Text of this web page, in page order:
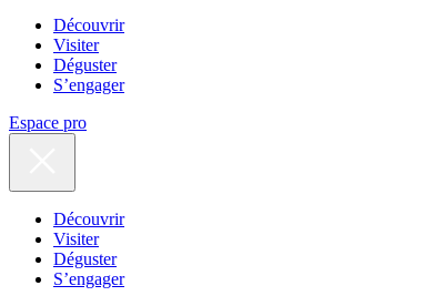
Découvrir
Visiter
Déguster
S’engager
Espace pro
Découvrir
Visiter
Déguster
S’engager